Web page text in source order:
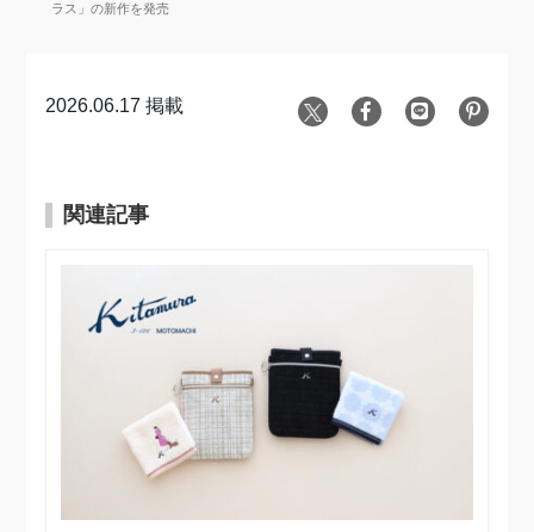
ラス」の新作を発売
2026.06.17 掲載
関連記事